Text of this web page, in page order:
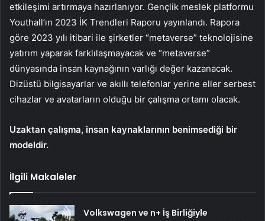
etkileşimi artırmaya hazırlanıyor. Gençlik meslek platformu
Youthall’ın 2023 İK Trendleri Raporu yayınlandı. Rapora
göre 2023 yılı itibari ile şirketler “metaverse” teknolojisine
yatırım yaparak farklılaşmayacak ve “metaverse”
dünyasında insan kaynağının varlığı değer kazanacak.
Dizüstü bilgisayarlar ve akıllı telefonlar yerine eller serbest
cihazlar ve avatarların olduğu bir çalışma ortamı olacak.
Uzaktan çalışma, insan kaynaklarının benimsediği bir
modeldir.
İlgili Makaleler
Volkswagen ve n+ İş Birliğiyle